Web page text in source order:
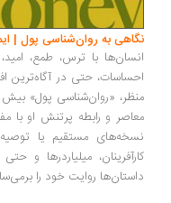
به روان‌شناسی پول | ایما
با ترس، طمع، امید،
حتی در آگاه‌ترین افراد،
«روان‌شناسی پول» بیش از آنکه
و رابطه پرتنش او با مفهوم
مستقیم یا توصیه‌های
میلیاردرها و حتی
روایت خود را برمی‌سازد و